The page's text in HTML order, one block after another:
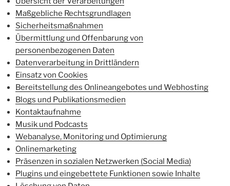
Maßgebliche Rechtsgrundlagen
Sicherheitsmaßnahmen
Übermittlung und Offenbarung von
personenbezogenen Daten
Datenverarbeitung in Drittländern
Einsatz von Cookies
Bereitstellung des Onlineangebotes und Webhosting
Blogs und Publikationsmedien
Kontaktaufnahme
Musik und Podcasts
Webanalyse, Monitoring und Optimierung
Onlinemarketing
Präsenzen in sozialen Netzwerken (Social Media)
Plugins und eingebettete Funktionen sowie Inhalte